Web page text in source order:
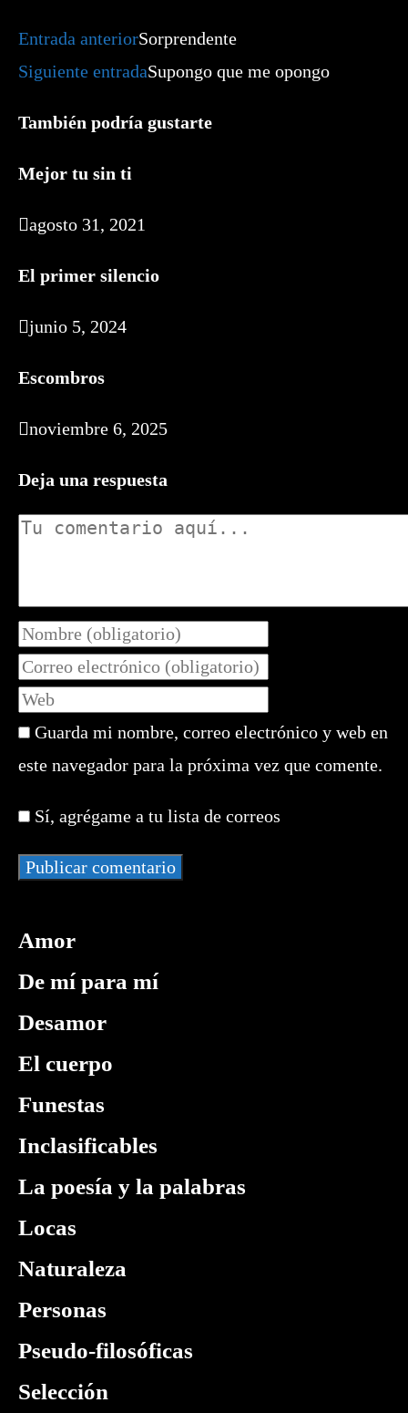
Leer
más
artículos
Entrada anteriorSorprendente
Siguiente entradaSupongo que me opongo
También podría gustarte
Mejor tu sin ti
agosto 31, 2021
El primer silencio
junio 5, 2024
Escombros
noviembre 6, 2025
Deja una respuesta
Comentario
Introduce
tu
nombre
o
de
usuario
comentar
Introduce
tu
dirección
de
electrónico
comentar
Introduce
la
URL
de
web
(opcional)
Guarda mi nombre, correo electrónico y web en
este navegador para la próxima vez que comente.
Sí, agrégame a tu lista de correos
Amor
De mí para mí
Desamor
El cuerpo
Funestas
Inclasificables
La poesía y la palabras
Locas
Naturaleza
Personas
Pseudo-filosóficas
Selección